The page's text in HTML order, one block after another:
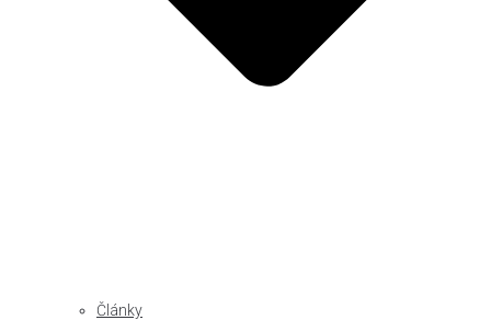
Články